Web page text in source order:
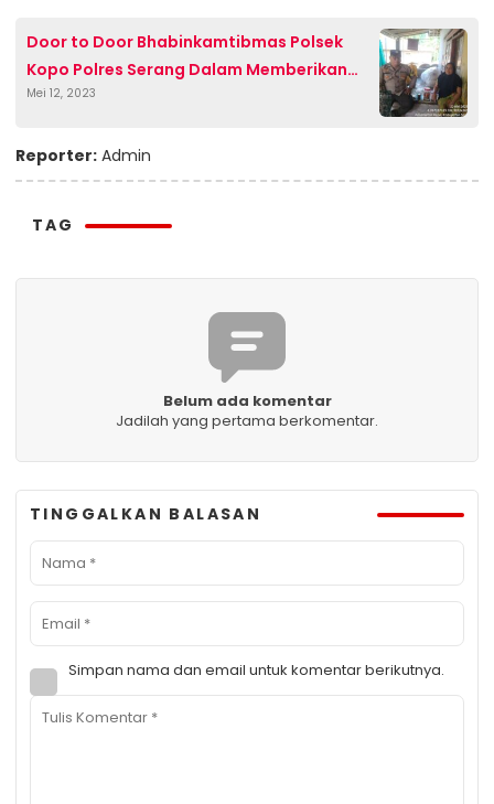
Door to Door Bhabinkamtibmas Polsek
Kopo Polres Serang Dalam Memberikan
Pesan Kamtibmas
Mei 12, 2023
Reporter: Admin
TAG
Belum ada komentar
Jadilah yang pertama berkomentar.
TINGGALKAN BALASAN
Simpan nama dan email untuk komentar berikutnya.